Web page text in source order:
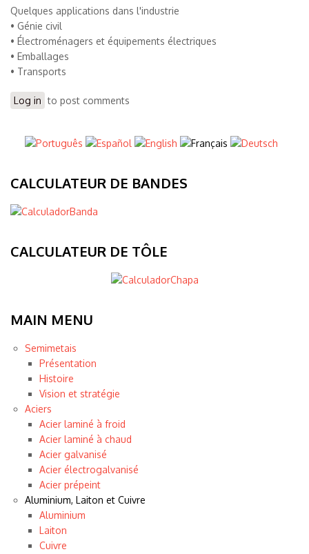
Quelques applications dans l'industrie
• Génie civil
• Électroménagers et équipements électriques
• Emballages
• Transports
Log in to post comments
CALCULATEUR DE BANDES
CALCULATEUR DE TÔLE
MAIN MENU
Semimetais
Présentation
Histoire
Vision et stratégie
Aciers
Acier laminé à froid
Acier laminé à chaud
Acier galvanisé
Acier électrogalvanisé
Acier prépeint
Aluminium, Laiton et Cuivre
Aluminium
Laiton
Cuivre